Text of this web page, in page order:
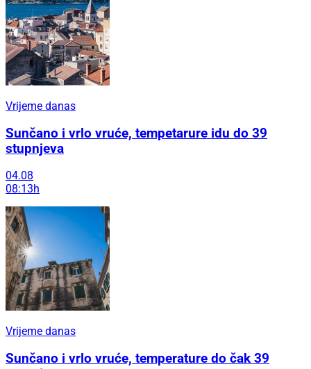
Vrijeme danas
Sunčano i vrlo vruće, tempetarure idu do 39
stupnjeva
04.08
08:13h
Vrijeme danas
Sunčano i vrlo vruće, temperature do čak 39